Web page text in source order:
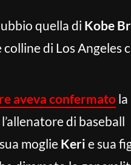
quella di Kobe
di Los Angeles
aveva confermato la
l’allenatore di baseball
moglieKeri e sua